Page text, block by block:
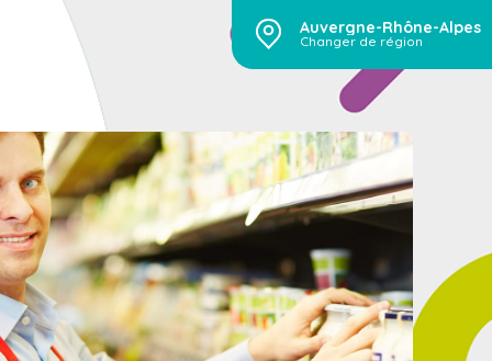
Auvergne-Rhône-Alpes
Changer de région